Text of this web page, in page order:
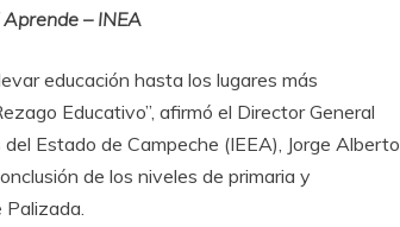
– INEA
educación hasta los lugares más
Educativo”, afirmó el Director General
Estado de Campeche (IEEA), Jorge Alberto
de los niveles de primaria y